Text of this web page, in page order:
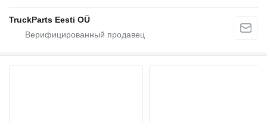
TruckParts Eesti OÜ